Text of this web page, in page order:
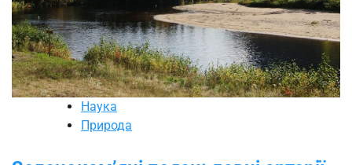
Наука
Природа